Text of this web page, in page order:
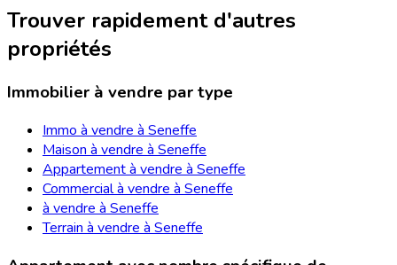
Trouver rapidement d'autres
propriétés
Immobilier à vendre par type
Immo à vendre à Seneffe
Maison à vendre à Seneffe
Appartement à vendre à Seneffe
Commercial à vendre à Seneffe
à vendre à Seneffe
Terrain à vendre à Seneffe